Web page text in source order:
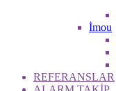
İmou
REFERANSLAR